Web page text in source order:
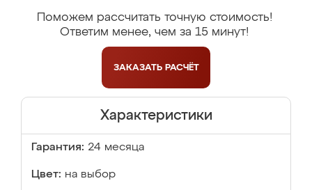
Поможем рассчитать точную стоимость!
Ответим менее, чем за 15 минут!
ЗАКАЗАТЬ РАСЧЁТ
Характеристики
Гарантия: 24 месяца
Цвет: на выбор